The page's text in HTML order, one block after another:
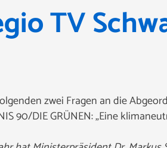
TV
zwei Fragen an die
90/DIE GRÜNEN: „Eine